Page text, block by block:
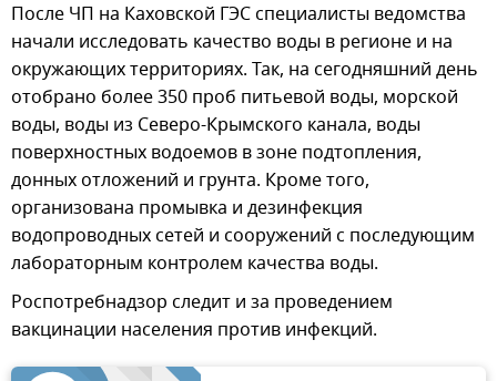
После ЧП на Каховской ГЭС специалисты ведомства
начали исследовать качество воды в регионе и на
окружающих территориях. Так, на сегодняшний день
отобрано более 350 проб питьевой воды, морской
воды, воды из Северо-Крымского канала, воды
поверхностных водоемов в зоне подтопления,
донных отложений и грунта. Кроме того,
организована промывка и дезинфекция
водопроводных сетей и сооружений с последующим
лабораторным контролем качества воды.
Роспотребнадзор следит и за проведением
вакцинации населения против инфекций.